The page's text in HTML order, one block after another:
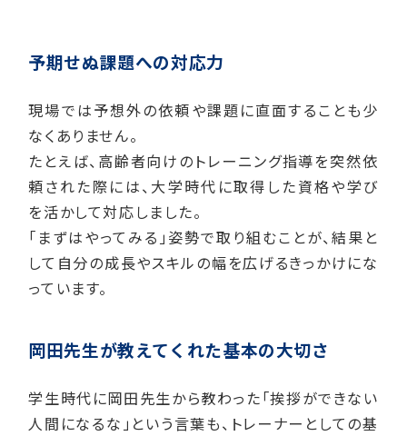
予期せぬ課題への対応力
現場では予想外の依頼や課題に直面することも少
なくありません。
たとえば、高齢者向けのトレーニング指導を突然依
頼された際には、大学時代に取得した資格や学び
を活かして対応しました。
「まずはやってみる」姿勢で取り組むことが、結果と
して自分の成長やスキルの幅を広げるきっかけにな
っています。
岡田先生が教えてくれた基本の大切さ
学生時代に岡田先生から教わった「挨拶ができない
人間になるな」という言葉も、トレーナーとしての基